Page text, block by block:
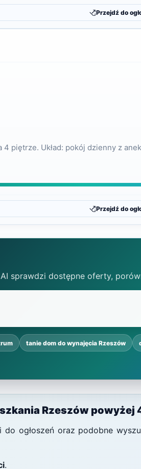
Przejdź do
piętrze. Układ: pokój dzienny z
Przejdź do
sprawdzi dostępne oferty,
tanie dom do wynajęcia Rzeszów
Rzeszów powyżej
do ogłoszeń oraz podobne
.